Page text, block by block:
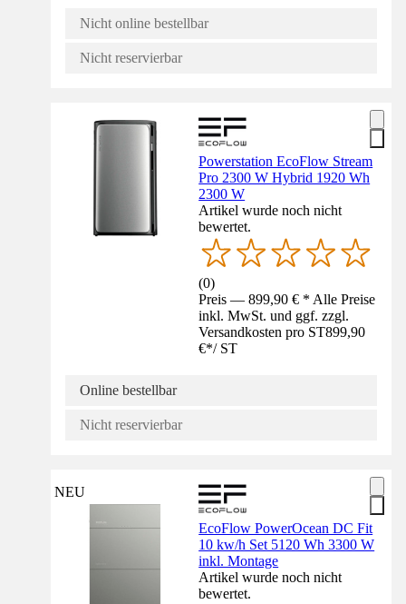
Nicht online bestellbar
Nicht reservierbar
Powerstation EcoFlow Stream
Pro 2300 W Hybrid 1920 Wh
2300 W
Artikel wurde noch nicht
bewertet.
(0)
Preis — 899,90 € * Alle Preise
inkl. MwSt. und ggf. zzgl.
Versandkosten pro ST899,90
€*/ ST
Online bestellbar
Nicht reservierbar
NEU
EcoFlow PowerOcean DC Fit
10 kw/h Set 5120 Wh 3300 W
inkl. Montage
Artikel wurde noch nicht
bewertet.